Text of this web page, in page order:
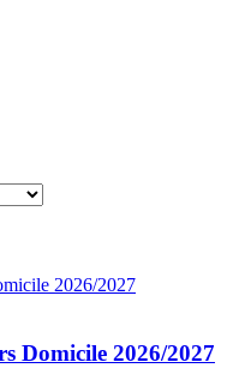
Domicile 2026/2027